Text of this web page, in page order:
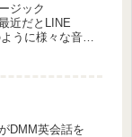
ジック
近だとLINE
うに様々な音楽
DMM英会話を